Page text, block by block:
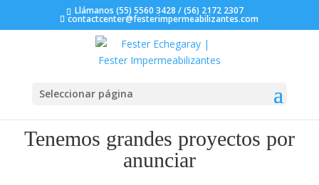
Llámanos (55) 5560 3428 / (56) 2172 2307
contactcenter@festerimpermeabilizantes.com
Seleccionar página
Tenemos grandes proyectos por
anunciar